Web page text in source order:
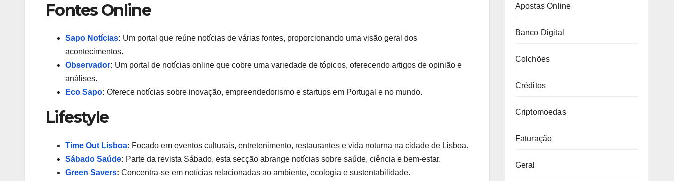
Fontes Online
Sapo Notícias: Um portal que reúne notícias de várias fontes, proporcionando uma visão geral dos
acontecimentos.
Observador: Um portal de notícias online que cobre uma variedade de tópicos, oferecendo artigos de opinião e
análises.
Eco Sapo: Oferece notícias sobre inovação, empreendedorismo e startups em Portugal e no mundo.
Lifestyle
Time Out Lisboa: Focado em eventos culturais, entretenimento, restaurantes e vida noturna na cidade de Lisboa.
Sábado Saúde: Parte da revista Sábado, esta secção abrange notícias sobre saúde, ciência e bem-estar.
Green Savers: Concentra-se em notícias relacionadas ao ambiente, ecologia e sustentabilidade.
Apostas Online
Banco Digital
Colchões
Créditos
Criptomoedas
Faturação
Geral